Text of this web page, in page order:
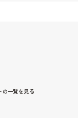
の一覧を見る